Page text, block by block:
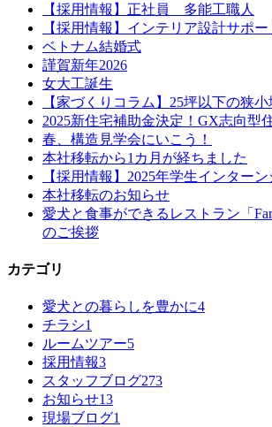
【採用情報】正社員 多能工職人
【採用情報】インテリア設計サポー
ベトナム結婚式
謹賀新年2026
女大工誕生
【家づくりコラム】25坪以下の狭
2025新住宅補助金決定！GX志向型
春、構造見学会にいこう！
本社移転から1カ月が経ちました
【採用情報】2025年学生インター
本社移転のお知らせ
愛犬と食事ができるレストラン「
のご挨拶
カテゴリ
愛犬との暮らしを豊かに4
チラシ1
ルームツアー5
採用情報3
スタッフブログ273
お知らせ13
現場ブログ1